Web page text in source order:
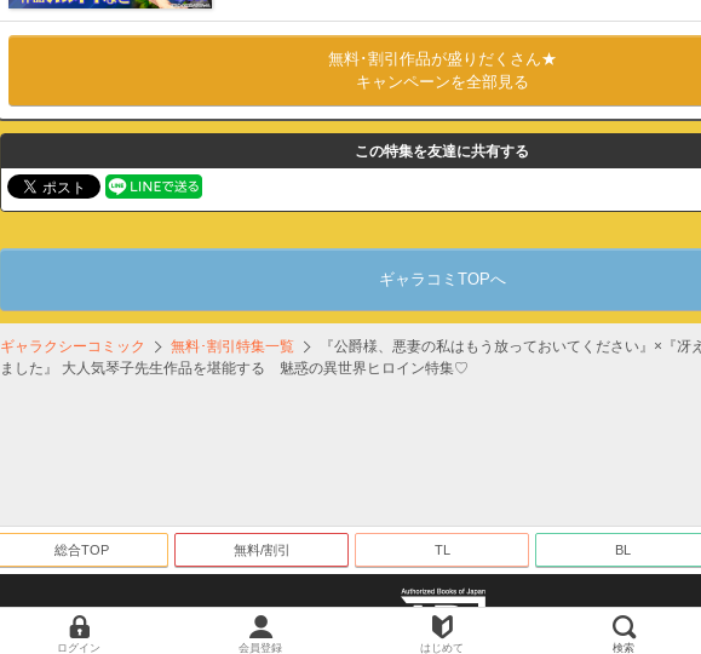
【夏電書2026】Z世代の大同窓会！ 平成中期生まれの、メガヒット漫画
期間:8月7日(金)23:59まで
FILL-IN新刊配信記念！
オトナ
『痴女リズム【電子単行本】vol.03』配信記念！対象作品無料＆割引
期間:8月9日(日)23:59まで
期間:8月9日(日)23:59まで
オトナ
カノつく！ ～あなた好みの彼女を作ろう。～ ゆういち編（１）期間限
期間:10月22日(木)23:59まで
無料･割引作品が盛りだくさん★
キャンペーンを全部見る
この特集を友達に共有する
ギャラコミTOPへ
ギャラクシーコミック 無料･割引特集一覧
『公爵様、悪妻の私はもう放っておいてください』×『冴
ました』 大人気琴子先生作品を堪能する 魅惑の異世界ヒロイン特集♡
総合TOP 無料/割引 TL BL
ログイン 会員登録 はじめて 検索